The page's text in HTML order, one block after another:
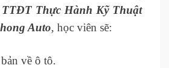
TTĐT Thực Hành Kỹ Thuật
Auto, học viên sẽ:
về ô tô.